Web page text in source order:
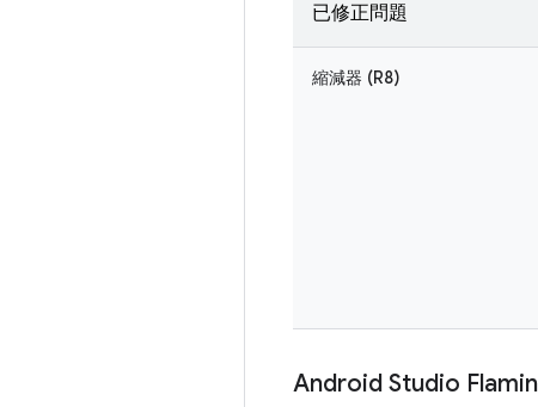
已修正問題
縮減器 (R8)
Android Studio